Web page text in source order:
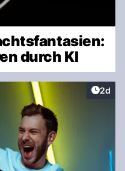
durch KI
2d